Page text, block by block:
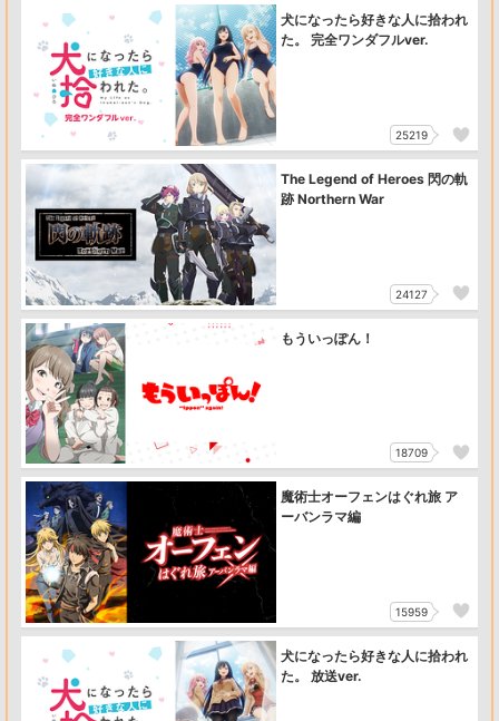
犬になったら好きな人に拾われ
た。 完全ワンダフルver.
25219
The Legend of Heroes 閃の軌
跡 Northern War
24127
もういっぽん！
18709
魔術士オーフェンはぐれ旅 ア
ーバンラマ編
15959
犬になったら好きな人に拾われ
た。 放送ver.